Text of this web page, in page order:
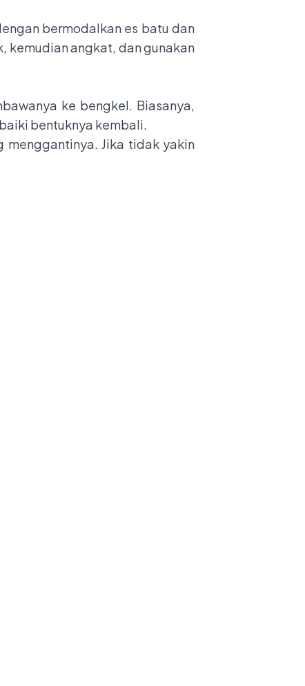
bermodalkan es batu dan
kemudian angkat, dan gunakan
ke bengkel. Biasanya,
bentuknya kembali.
menggantinya. Jika tidak yakin